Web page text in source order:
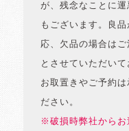
が、残念なことに
もございます。良
応、欠品の場合は
とさせていただい
お取置きやご予約
ださい。
※破損時弊社からお